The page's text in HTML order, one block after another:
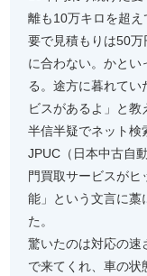
離も10万キロを超
要で見積もりは50
に合わない。かと
る。途方に暮れてい
ビスがあるよ」と教
半信半疑でネット検
JPUC（日本中古自
門買取サービスが
能」という文言に藁
た。
驚いたのは対応の速
で来てくれ、車の